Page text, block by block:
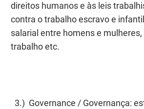
direitos humanos e às leis
contra o trabalho escravo e
salarial entre homens e
trabalho etc.
3.) Governance / Governança: